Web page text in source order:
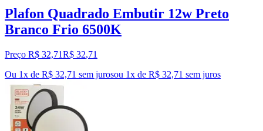
Plafon Quadrado Embutir 12w Preto
Branco Frio 6500K
Preço R$ 32,71R$ 32,71
Ou 1x de R$ 32,71 sem jurosou 1x de R$ 32,71 sem juros